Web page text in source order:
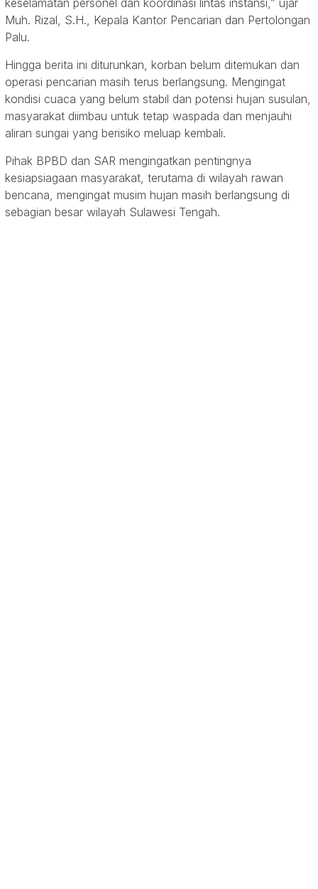
keselamatan personel dan koordinasi lintas instansi,” ujar
Muh. Rizal, S.H., Kepala Kantor Pencarian dan Pertolongan
Palu.
Hingga berita ini diturunkan, korban belum ditemukan dan
operasi pencarian masih terus berlangsung. Mengingat
kondisi cuaca yang belum stabil dan potensi hujan susulan,
masyarakat diimbau untuk tetap waspada dan menjauhi
aliran sungai yang berisiko meluap kembali.
Pihak BPBD dan SAR mengingatkan pentingnya
kesiapsiagaan masyarakat, terutama di wilayah rawan
bencana, mengingat musim hujan masih berlangsung di
sebagian besar wilayah Sulawesi Tengah.